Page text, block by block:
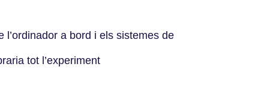
l’ordinador a bord i els sistemes de
tot l’experiment